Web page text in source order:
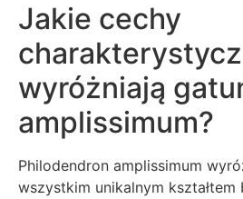
Jakie cechy
wyróżniają
amplissimum?
Philodendron amplissimum
wszystkim unikalnym kształtem